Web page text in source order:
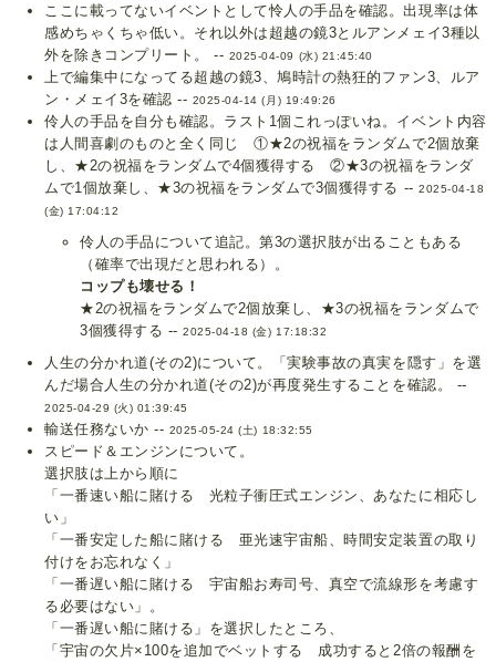
ここに載ってないイベントとして怜人の手品を確認。出現率は体
感めちゃくちゃ低い。それ以外は超越の鏡3とルアンメェイ3種以
外を除きコンプリート。 -- 2025-04-09 (水) 21:45:40
上で編集中になってる超越の鏡3、鳩時計の熱狂的ファン3、ルア
ン・メェイ3を確認 -- 2025-04-14 (月) 19:49:26
伶人の手品を自分も確認。ラスト1個これっぽいね。イベント内容
は人間喜劇のものと全く同じ ①★2の祝福をランダムで2個放棄
し、★2の祝福をランダムで4個獲得する ②★3の祝福をランダ
ムで1個放棄し、★3の祝福をランダムで3個獲得する --2025-04-18
(金) 17:04:12
伶人の手品について追記。第3の選択肢が出ることもある
（確率で出現だと思われる）。
コップも壊せる！
★2の祝福をランダムで2個放棄し、★3の祝福をランダムで
3個獲得する --2025-04-18 (金) 17:18:32
人生の分かれ道(その2)について。「実験事故の真実を隠す」を選
んだ場合人生の分かれ道(その2)が再度発生することを確認。 --
2025-04-29 (火) 01:39:45
輸送任務ないか -- 2025-05-24 (土) 18:32:55
スピード＆エンジンについて。
選択肢は上から順に
「一番速い船に賭ける 光粒子衝圧式エンジン、あなたに相応し
い」
「一番安定した船に賭ける 亜光速宇宙船、時間安定装置の取り
付けをお忘れなく」
「一番遅い船に賭ける 宇宙船お寿司号、真空で流線形を考慮す
る必要はない」。
「一番遅い船に賭ける」を選択したところ、
「宇宙の欠片×100を追加でベットする 成功すると2倍の報酬を